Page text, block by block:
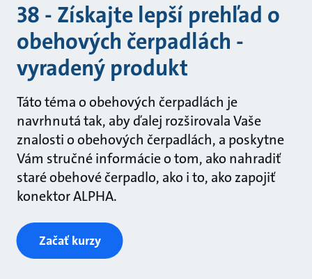
38 - Získajte lepší prehľad o
obehových čerpadlách -
vyradený produkt
Táto téma o obehových čerpadlách je
navrhnutá tak, aby ďalej rozširovala Vaše
znalosti o obehových čerpadlách, a poskytne
Vám stručné informácie o tom, ako nahradiť
staré obehové čerpadlo, ako i to, ako zapojiť
konektor ALPHA.
Začať kurzy